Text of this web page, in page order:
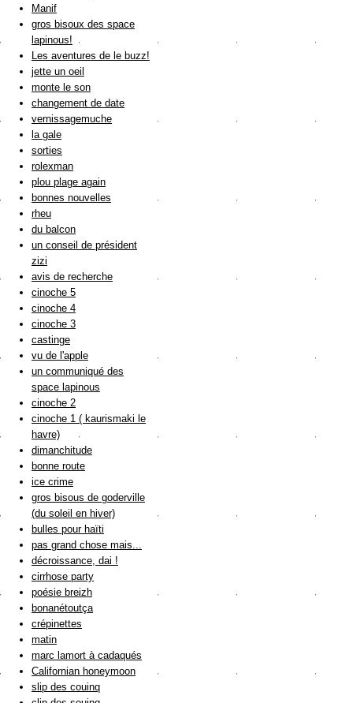
Manif
gros bisoux des space
lapinous!
Les aventures de le buzz!
jette un oeil
monte le son
changement de date
vernissagemuche
la gale
sorties
rolexman
plou plage again
bonnes nouvelles
rheu
du balcon
un conseil de président
zizi
avis de recherche
cinoche 5
cinoche 4
cinoche 3
castinge
vu de l'apple
un communiqué des
space lapinous
cinoche 2
cinoche 1 ( kaurismaki le
havre)
dimanchitude
bonne route
ice crime
gros bisous de goderville
(du soleil en hiver)
bulles pour haïti
pas grand chose mais...
décroissance, dai !
cirrhose party
poésie breizh
bonanétoutça
crépinettes
matin
marc lamort à cadaqués
Californian honeymoon
slip des couinq